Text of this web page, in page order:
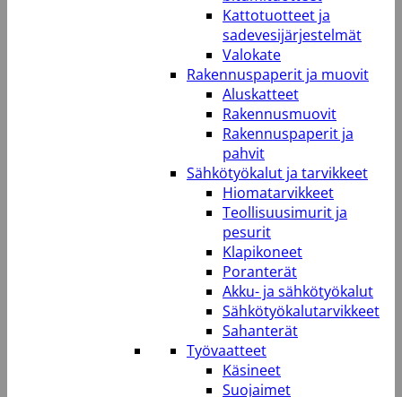
Kattotuotteet ja
sadevesijärjestelmät
Valokate
Rakennuspaperit ja muovit
Aluskatteet
Rakennusmuovit
Rakennuspaperit ja
pahvit
Sähkötyökalut ja tarvikkeet
Hiomatarvikkeet
Teollisuusimurit ja
pesurit
Klapikoneet
Poranterät
Akku- ja sähkötyökalut
Sähkötyökalutarvikkeet
Sahanterät
Työvaatteet
Käsineet
Suojaimet